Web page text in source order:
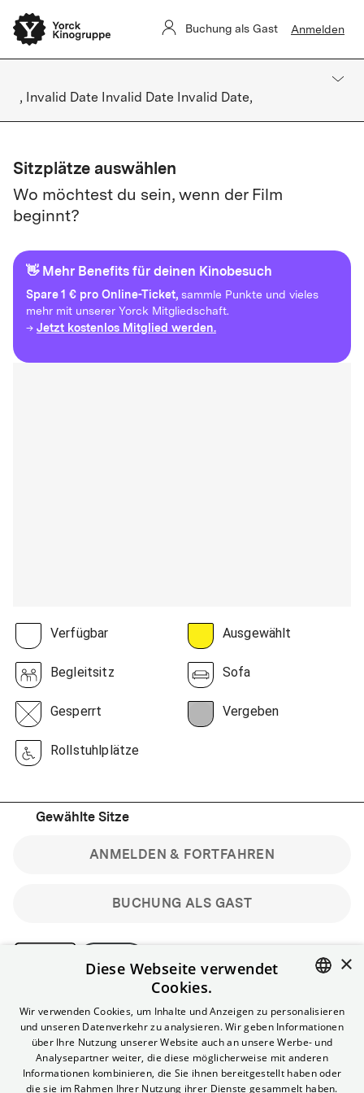
Buchung als Gast Anmelden
, Invalid Date Invalid Date Invalid Date,
Sitzplätze auswählen
Wo möchtest du sein, wenn der Film
beginnt?
👋 Mehr Benefits für deinen Kinobesuch
Spare1 € pro Online-Ticket, sammle Punkte und vieles
mehr mit unserer Yorck Mitgliedschaft.
→ Jetzt kostenlos Mitglied werden.
Verfügbar Ausgewählt
Begleitsitz Sofa
Gesperrt Vergeben
Rollstuhlplätze
Gewählte Sitze
BUCHUNG ALS GAST
ANMELDEN & FORTFAHREN
Bitte beachte: Gastbuchungen sind nicht stornierbar.
Registriere dich kostenlos für bis zu 90 min vor Filmbeginn
stornierbare Tickets für reguläre Vorstellungen.
Unlimited-Mitglied? Melde dich an, um deine Benefits
nutzen zu können.
ENGLISH
×
Diese Webseite verwendet
Cookies.
Wir verwenden Cookies, um Inhalte und Anzeigen zu personalisieren
und unseren Datenverkehr zu analysieren. Wir geben Informationen
über Ihre Nutzung unserer Website auch an unsere Werbe- und
Analysepartner weiter, die diese möglicherweise mit anderen
Informationen kombinieren, die Sie ihnen bereitgestellt haben oder
die sie im Rahmen Ihrer Nutzung ihrer Dienste gesammelt haben.